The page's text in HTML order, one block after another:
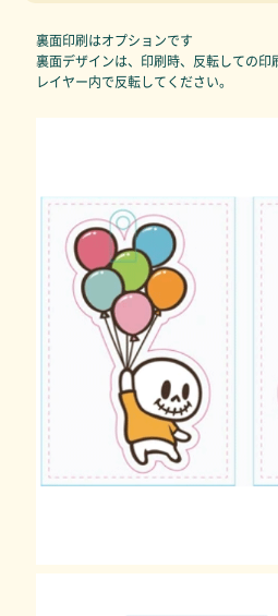
裏面印刷はオプションです
裏面デザインは、印刷時、反転しての
レイヤー内で反転してください。